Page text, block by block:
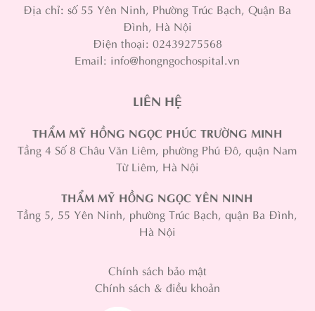
Địa chỉ: số 55 Yên Ninh, Phường Trúc Bạch, Quận Ba
Đình, Hà Nội
Điện thoại: 02439275568
Email: info@hongngochospital.vn
LIÊN HỆ
THẨM MỸ HỒNG NGỌC PHÚC TRƯỜNG MINH
Tầng 4 Số 8 Châu Văn Liêm, phường Phú Đô, quận Nam
Từ Liêm, Hà Nội
THẨM MỸ HỒNG NGỌC YÊN NINH
Tầng 5, 55 Yên Ninh, phường Trúc Bạch, quận Ba Đình,
Hà Nội
Chính sách bảo mật
Chính sách & điều khoản